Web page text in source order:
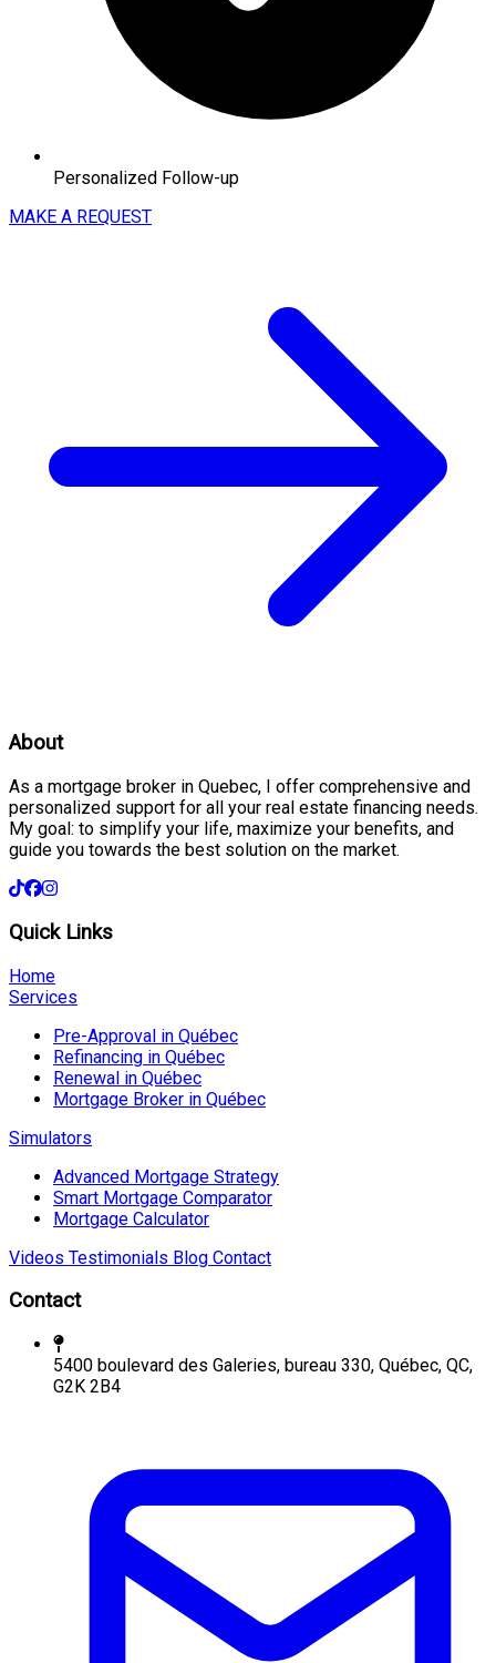
Personalized Follow-up
MAKE A REQUEST
About
As a mortgage broker in Quebec, I offer comprehensive and
personalized support for all your real estate financing needs.
My goal: to simplify your life, maximize your benefits, and
guide you towards the best solution on the market.
Quick Links
Home
Services
Pre-Approval in Québec
Refinancing in Québec
Renewal in Québec
Mortgage Broker in Québec
Simulators
Advanced Mortgage Strategy
Smart Mortgage Comparator
Mortgage Calculator
Videos Testimonials Blog Contact
Contact
5400 boulevard des Galeries, bureau 330, Québec, QC,
G2K 2B4